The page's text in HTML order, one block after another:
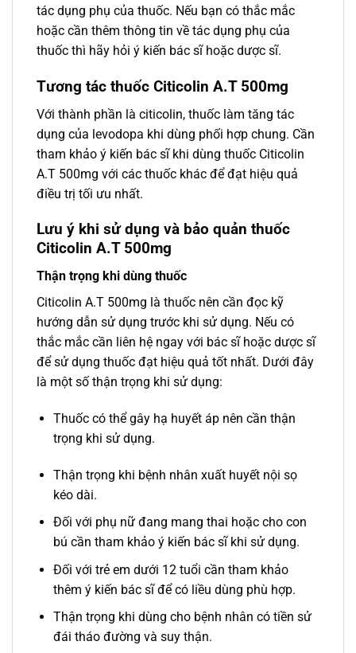
tác dụng phụ của thuốc. Nếu bạn có thắc mắc
hoặc cần thêm thông tin về tác dụng phụ của
thuốc thì hãy hỏi ý kiến bác sĩ hoặc dược sĩ.
Tương tác thuốc Citicolin A.T 500mg
Với thành phần là citicolin, thuốc làm tăng tác
dụng của levodopa khi dùng phối hợp chung. Cần
tham khảo ý kiến bác sĩ khi dùng thuốc Citicolin
A.T 500mg với các thuốc khác để đạt hiệu quả
điều trị tối ưu nhất.
Lưu ý khi sử dụng và bảo quản thuốc
Citicolin A.T 500mg
Thận trọng khi dùng thuốc
Citicolin A.T 500mg là thuốc nên cần đọc kỹ
hướng dẫn sử dụng trước khi sử dụng. Nếu có
thắc mắc cần liên hệ ngay với bác sĩ hoặc dược sĩ
để sử dụng thuốc đạt hiệu quả tốt nhất. Dưới đây
là một số thận trọng khi sử dụng:
Thuốc có thể gây hạ huyết áp nên cần thận
trọng khi sử dụng.
Thận trọng khi bệnh nhân xuất huyết nội sọ
kéo dài.
Đối với phụ nữ đang mang thai hoặc cho con
bú cần tham khảo ý kiến bác sĩ khi sử dụng.
Đối với trẻ em dưới 12 tuổi cần tham khảo
thêm ý kiến bác sĩ để có liều dùng phù hợp.
Thận trọng khi dùng cho bệnh nhân có tiền sử
đái tháo đường và suy thận.